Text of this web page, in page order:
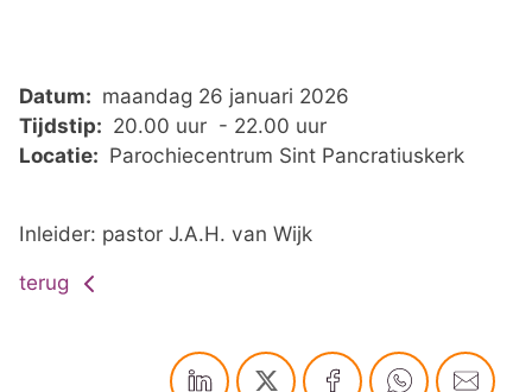
Datum: maandag 26 januari 2026
Tijdstip: 20.00 uur - 22.00 uur
Locatie: Parochiecentrum Sint Pancratiuskerk
Inleider: pastor J.A.H. van Wijk
terug